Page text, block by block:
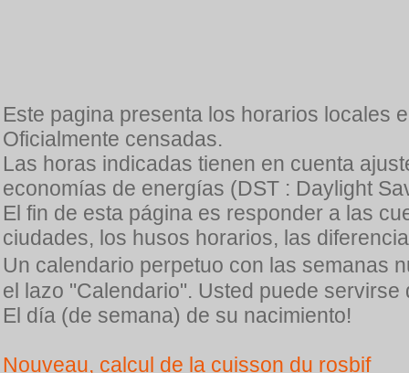
Este pagina presenta los horarios locales
Oficialmente censadas.
Las horas indicadas tienen en cuenta
economías de energías (DST : Daylight
El fin de esta página es responder a las
ciudades, los husos horarios, las
Un calendario perpetuo con las semanas
el lazo "Calendario". Usted puede
El día (de semana) de su nacimiento!
Nouveau, calcul de la cuisson du rosbif